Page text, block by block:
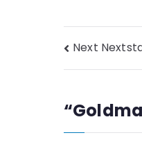
Yazı
Next
“